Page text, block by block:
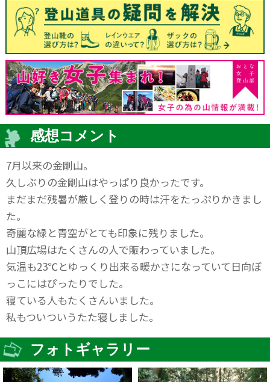
感想コメント
7月以来の金剛山。
久しぶりの金剛山はやっぱり良かったです。
まだまだ残暑が厳しく登りの時は汗をたっぷりかきまし
た。
奇麗な緑と青空がとても印象に残りました。
山頂広場はたくさんの人で賑わっていました。
気温も23℃とゆっくり出来る暖かさになっていて日向ぼ
っこにはぴったりでした。
寝ている人もたくさんいました。
私もついついうたた寝しました。
フォトギャラリー